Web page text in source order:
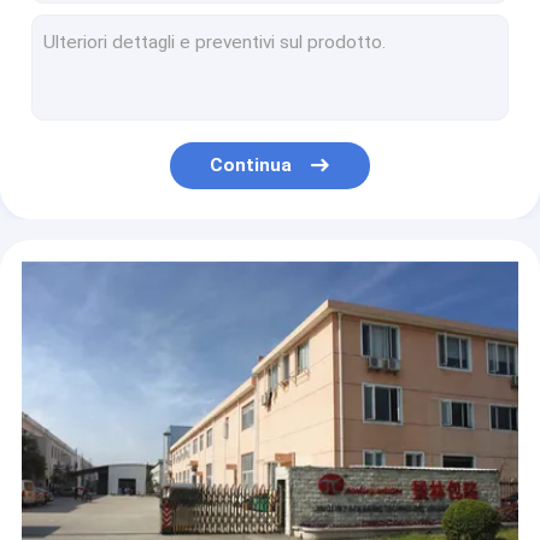
Le serie di FZ arrotolano la muffa di carico manuale 1tons Upender della macchina dei giralingotti con la Tabella mobile
CE meccanico di trasferimento 1.5KW della bobina dei giralingotti della muffa della macchina industriale di volume d'affari approvato
FZ-05 Flip Hydraulic Type industriale bobina Upender della macchina di volume d'affari della bobina da 90 gradi
Impacchettatrice orizzontale della bobina dell'HDPE, macchina avvolgitrice 1.0kw del tubo di gomma
Continua